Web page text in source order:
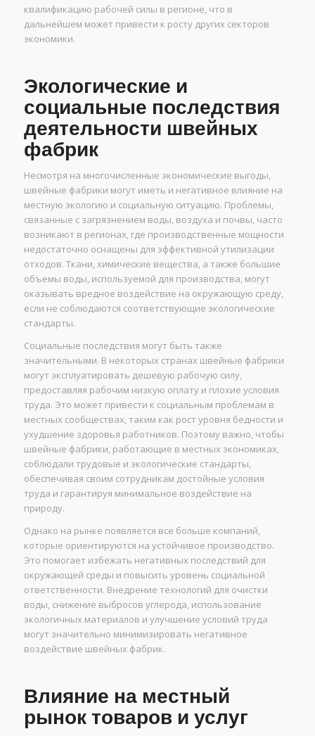
квалификацию рабочей силы в регионе, что в
дальнейшем может привести к росту других секторов
экономики.
Экологические и
социальные последствия
деятельности швейных
фабрик
Несмотря на многочисленные экономические выгоды,
швейные фабрики могут иметь и негативное влияние на
местную экологию и социальную ситуацию. Проблемы,
связанные с загрязнением воды, воздуха и почвы, часто
возникают в регионах, где производственные мощности
недостаточно оснащены для эффективной утилизации
отходов. Ткани, химические вещества, а также большие
объемы воды, используемой для производства, могут
оказывать вредное воздействие на окружающую среду,
если не соблюдаются соответствующие экологические
стандарты.
Социальные последствия могут быть также
значительными. В некоторых странах швейные фабрики
могут эксплуатировать дешевую рабочую силу,
предоставляя рабочим низкую оплату и плохие условия
труда. Это может привести к социальным проблемам в
местных сообществах, таким как рост уровня бедности и
ухудшение здоровья работников. Поэтому важно, чтобы
швейные фабрики, работающие в местных экономиках,
соблюдали трудовые и экологические стандарты,
обеспечивая своим сотрудникам достойные условия
труда и гарантируя минимальное воздействие на
природу.
Однако на рынке появляется все больше компаний,
которые ориентируются на устойчивое производство.
Это помогает избежать негативных последствий для
окружающей среды и повысить уровень социальной
ответственности. Внедрение технологий для очистки
воды, снижение выбросов углерода, использование
экологичных материалов и улучшение условий труда
могут значительно минимизировать негативное
воздействие швейных фабрик.
Влияние на местный
рынок товаров и услуг